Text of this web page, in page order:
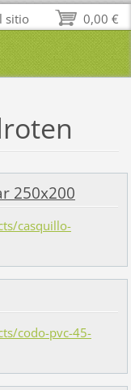
250x200
casquillo-
codo-pvc-45-
0,00 €
sitio